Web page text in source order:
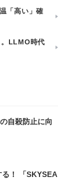
「高い」確
。LLMO時代
自殺防止に向
！ 「SKYSEA